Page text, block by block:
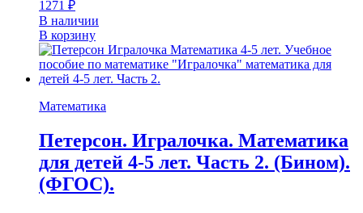
1271 ₽
В наличии
В корзину
Математика
Петерсон. Игралочка. Математика
для детей 4-5 лет. Часть 2. (Бином).
(ФГОС).